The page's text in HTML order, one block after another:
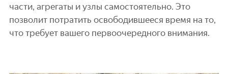
части, агрегаты и узлы самостоятельно. Это
позволит потратить освободившееся время на то,
что требует вашего первоочередного внимания.